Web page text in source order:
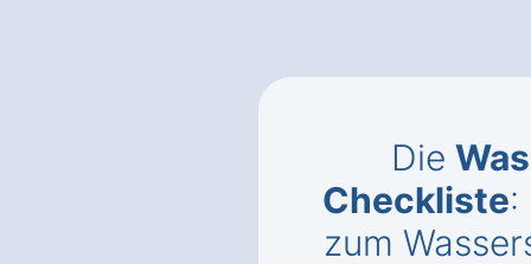
Die
Checkliste:
zum